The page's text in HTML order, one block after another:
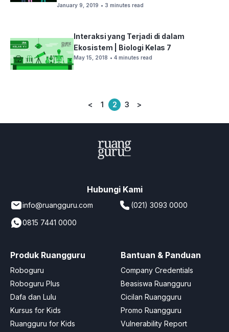
January 9, 2019 • 3 minutes read
Interaksi yang Terjadi di dalam
Ekosistem | Biologi Kelas 7
May 15, 2018 • 4 minutes read
Posts
< 1 2 3 >
Hubungi Kami
info@ruangguru.com
(021) 3093 0000
0815 7441 0000
Produk Ruangguru
Roboguru
Roboguru Plus
Dafa dan Lulu
Kursus for Kids
Ruangguru for Kids
Bantuan & Panduan
Company Credentials
Beasiswa Ruangguru
Cicilan Ruangguru
Promo Ruangguru
Vulnerability Report